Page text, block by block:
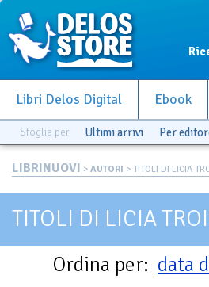
Libri Delos Digital Ebook
Sfoglia per Ultimi arrivi Per
LIBRINUOVI > AUTORI > TITOLI DI LICIA
TITOLI DI LICIA
Ordina per: data